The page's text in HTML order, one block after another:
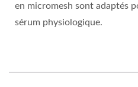
en micromesh sont adaptés
sérum physiologique.